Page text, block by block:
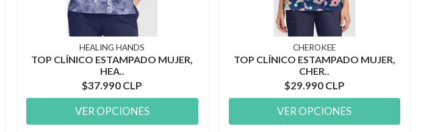
HEALING HANDS
TOP CLÍNICO ESTAMPADO MUJER,
HEA..
$37.990 CLP
VER OPCIONES
CHEROKEE
TOP CLÍNICO ESTAMPADO MUJER,
CHER..
$29.990 CLP
VER OPCIONES